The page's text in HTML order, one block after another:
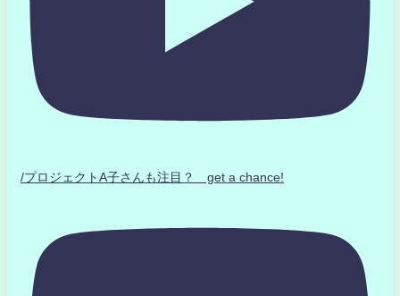
/プロジェクトA子さんも注目？ get a chance!